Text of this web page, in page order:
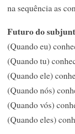
na sequência as
Futuro do
(Quando eu)
(Quando tu)
(Quando ele)
(Quando nós)
(Quando vós)
(Quando eles)